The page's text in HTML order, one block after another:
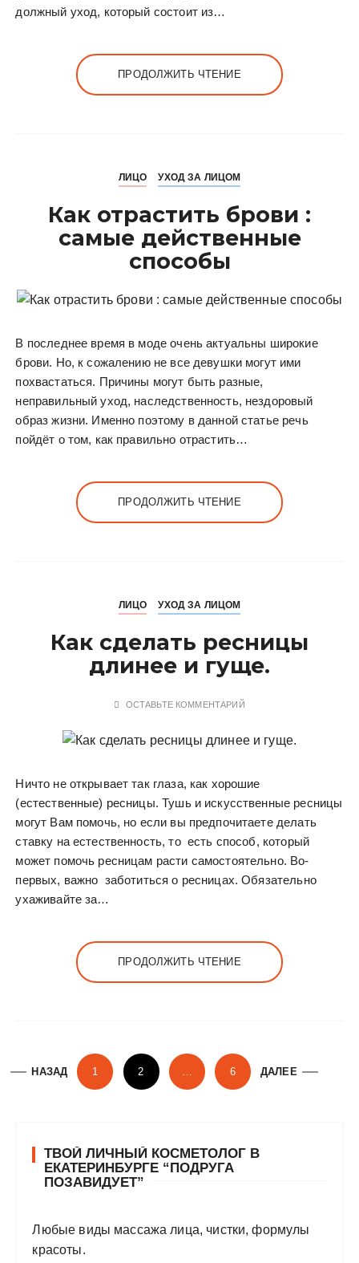
должный уход, который состоит из…
ПРОДОЛЖИТЬ ЧТЕНИЕ
ЛИЦО УХОД ЗА ЛИЦОМ
Как отрастить брови :
самые действенные
способы
В последнее время в моде очень актуальны широкие
брови. Но, к сожалению не все девушки могут ими
похвастаться. Причины могут быть разные,
неправильный уход, наследственность, нездоровый
образ жизни. Именно поэтому в данной статье речь
пойдёт о том, как правильно отрастить…
ПРОДОЛЖИТЬ ЧТЕНИЕ
ЛИЦО УХОД ЗА ЛИЦОМ
Как сделать ресницы
длинее и гуще.
ОСТАВЬТЕ КОММЕНТАРИЙ
Ничто не открывает так глаза, как хорошие
(естественные) ресницы. Тушь и искусственные ресницы
могут Вам помочь, но если вы предпочитаете делать
ставку на естественность, то есть способ, который
может помочь ресницам расти самостоятельно. Во-
первых, важно заботиться о ресницах. Обязательно
ухаживайте за…
ПРОДОЛЖИТЬ ЧТЕНИЕ
ННАЗАД 1 2 … 6 ДАЛЕЕ
ТВОЙ ЛИЧНЫЙ КОСМЕТОЛОГ В
ЕКАТЕРИНБУРГЕ “ПОДРУГА
ПОЗАВИДУЕТ”
Любые виды массажа лица, чистки, формулы
красоты.